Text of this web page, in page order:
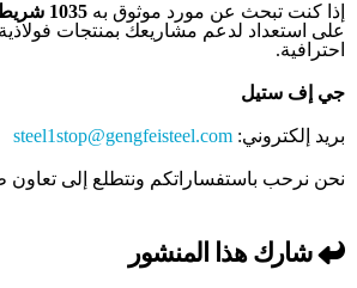
إذا كنت تبحث عن مورد موثوق به 1035 شريط دائري
على استعداد لدعم مشاريعك بمنتجات
احترافية.
جي إف ستيل
بريد إلكتروني: steel1stop@gengfeisteel.com
نحن نرحب باستفساراتكم ونتطلع إلى تعاون
شارك هذا المنشور